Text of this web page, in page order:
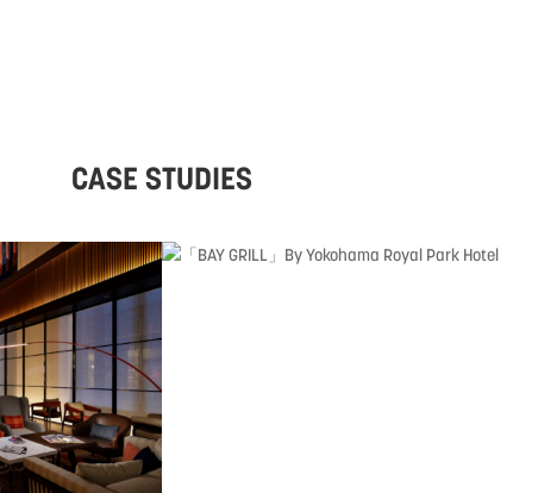
CASE STUDIES